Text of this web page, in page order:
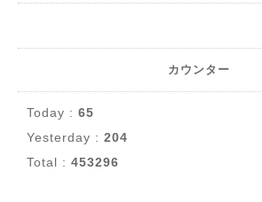
カウンター
Today : 65
Yesterday : 204
Total : 453296